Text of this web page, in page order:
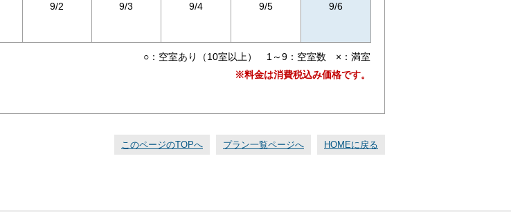
9/2 9/3 9/4 9/5 9/6
○：空室あり（10室以上） 1～9：空室数 ×：満室
※料金は消費税込み価格です。
このページのTOPへ プラン一覧ページへ HOMEに戻る